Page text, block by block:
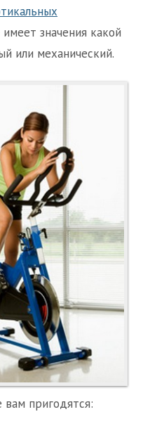
значения какой
или механический.
пригодятся: